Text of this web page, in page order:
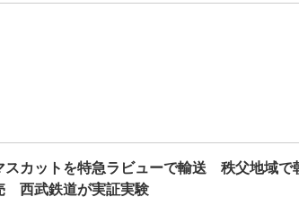
スカットを特急ラビューで輸送 秩父地域で
西武鉄道が実証実験